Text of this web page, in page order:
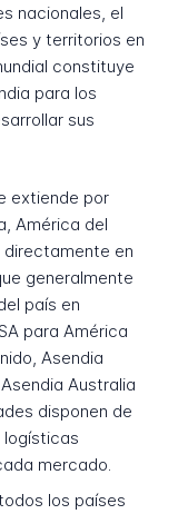
nacionales, el
y territorios en
constituye
para los
sus
extiende por
América del
directamente en
generalmente
país en
para América
Asendia
Australia
disponen de
logísticas
mercado.
los países